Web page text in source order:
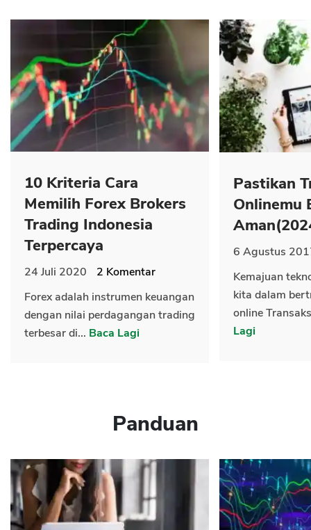
10 Kriteria Cara
Memilih Forex Brokers
Trading Indonesia
Terpercaya
24 Juli 2020 2 Komentar
Forex adalah instrumen keuangan
dengan nilai perdagangan trading
terbesar di... Baca Lagi
Pastikan
Onlinemu
6 Agustus
Kemajuan
kita dalam
online
Lagi
Panduan